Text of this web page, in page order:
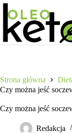
Przejdź
treści
Strona główna
Czy można jeść
Czy można jeść
Redakcja